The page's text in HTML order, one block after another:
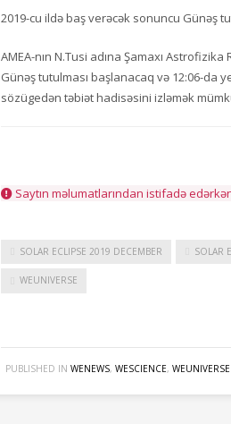
2019-cu ildə baş verəcək sonuncu Günəş
AMEA-nın N.Tusi adına Şamaxı
Günəş tutulması başlanacaq və 12:06-da
sözügedən təbiət hadisəsini izləmək
Saytın məlumatlarından istifadə
SOLAR ECLIPSE 2019 DECEMBER SOLAR
WEUNIVERSE
PUBLISHED IN WENEWS, WESCIENCE, WEUNIVERSE